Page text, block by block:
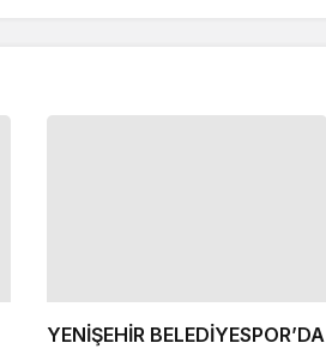
YENİŞEHİR BELEDİYESPOR’DA